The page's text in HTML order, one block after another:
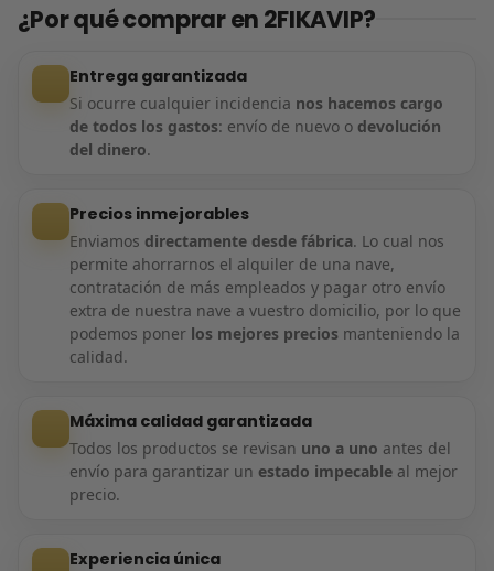
¿Por qué comprar en 2FIKAVIP?
Entrega garantizada
Si ocurre cualquier incidencia nos hacemos cargo
de todos los gastos: envío de nuevo o devolución
del dinero.
Precios inmejorables
Enviamos directamente desde fábrica. Lo cual nos
permite ahorrarnos el alquiler de una nave,
contratación de más empleados y pagar otro envío
extra de nuestra nave a vuestro domicilio, por lo que
podemos poner los mejores precios manteniendo la
calidad.
Máxima calidad garantizada
Todos los productos se revisan uno a uno antes del
envío para garantizar un estado impecableal mejor
precio.
Experiencia única